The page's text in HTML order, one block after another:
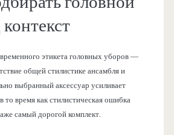
этикета головных уборов —
общей стилистике ансамбля и
выбранный аксессуар усиливает
то время как стилистическая ошибка
самый дорогой комплект.